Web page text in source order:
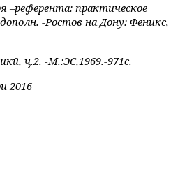
–референта: практическое
-Ростов на Дону: Феникс,
ҷ.2. -М.:ЭС,1969.-971с.
2016